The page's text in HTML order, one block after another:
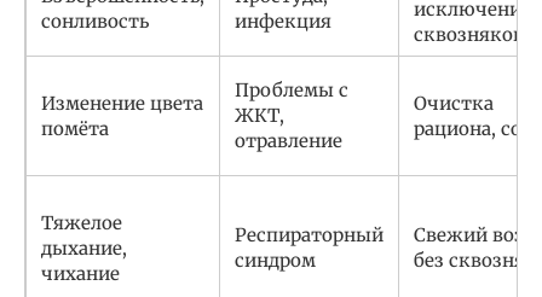
сонливость
инфекция
исключение
сквозняков
Изменение цвета
помёта
Проблемы с
ЖКТ,
отравление
Очистка
рациона,
Тяжелое
дыхание,
чихание
Респираторный
синдром
Свежий
без